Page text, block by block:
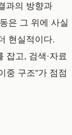
과의 방향과
은 그 위에 사실
현실적이다.
잡고, 검색·자료
중 구조”가 점점